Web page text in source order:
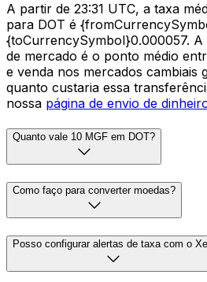
A partir de 23:31 UTC, a taxa
para DOT é
{toCurrencySymbol}0.000057. A
de mercado é o ponto médio
e venda nos mercados cambiais
quanto custaria essa
nossa página de envio de
Quanto vale 10 MGF em DOT?
Como faço para converter moedas?
Posso configurar alertas de taxa com o